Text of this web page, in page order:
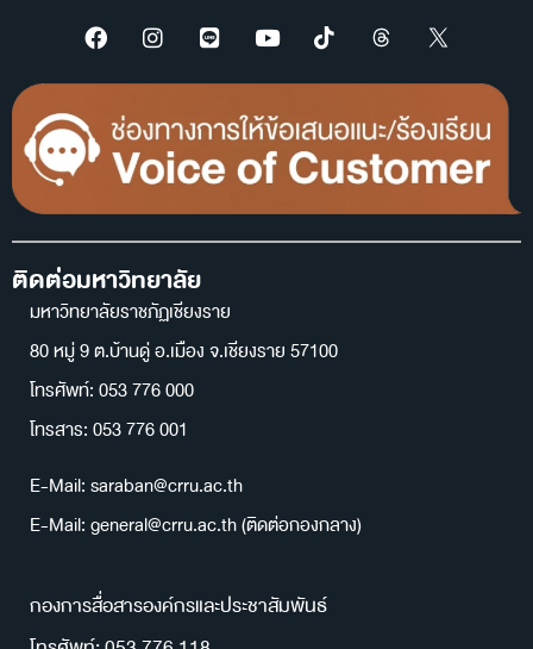
ติดต่อมหาวิทยาลัย
มหาวิทยาลัยราชภัฏเชียงราย
80 หมู่ 9 ต.บ้านดู่ อ.เมือง จ.เชียงราย 57100
โทรศัพท์: 053 776 000
โทรสาร: 053 776 001
E-Mail: saraban@crru.ac.th
E-Mail: general@crru.ac.th (ติดต่อกองกลาง)
กองการสื่อสารองค์กรและประชาสัมพันธ์